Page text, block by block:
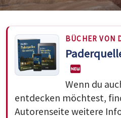
BÜCHER VON
Wenn du
entdecken möchtest,
Autorenseite weitere